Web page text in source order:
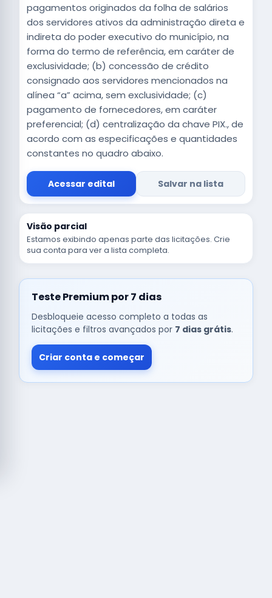
pagamentos originados da folha de salários
dos servidores ativos da administração direta e
indireta do poder executivo do município, na
forma do termo de referência, em caráter de
exclusividade; (b) concessão de crédito
consignado aos servidores mencionados na
alínea “a” acima, sem exclusividade; (c)
pagamento de fornecedores, em caráter
preferencial; (d) centralização da chave PIX., de
acordo com as especificações e quantidades
constantes no quadro abaixo.
Acessar edital Salvar na lista
Visão parcial
Estamos exibindo apenas parte das licitações. Crie
sua conta para ver a lista completa.
Teste Premium por 7 dias
Desbloqueie acesso completo a todas as
licitações e filtros avançados por 7 dias grátis.
Criar conta e começar